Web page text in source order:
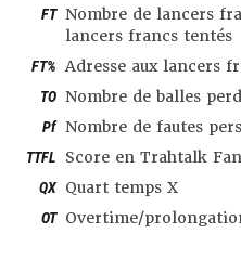
FT Nombre de lancers
lancers francs tentés
FT% Adresse aux lancers
TO Nombre de balles
Pf Nombre de fautes
TTFL Score en Trahtalk
QX Quart temps X
OT Overtime/